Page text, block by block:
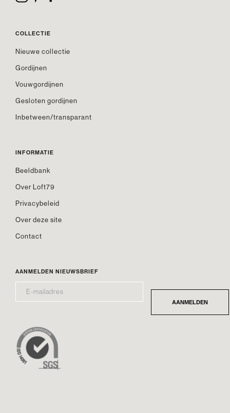
COLLECTIE
Nieuwe collectie
Gordijnen
Vouwgordijnen
Gesloten gordijnen
Inbetween/transparant
INFORMATIE
Beeldbank
Over Loft79
Privacybeleid
Over deze site
Contact
AANMELDEN NIEUWSBRIEF
MAILADRES* AANMELDEN